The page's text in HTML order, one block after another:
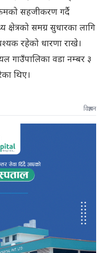
सहजीकरण गर्दै
क्षेत्रको समग्र सुधारका लागि
रहेको धारणा राखे।
गाउँपालिका वडा नम्बर ३
थिए।
विज्ञापन